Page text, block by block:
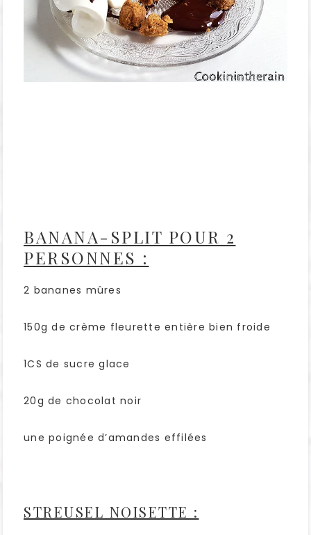
BANANA-SPLIT POUR 2
PERSONNES :
2 bananes mûres
150g de crème fleurette entière bien froide
1CS de sucre glace
20g de chocolat noir
une poignée d’amandes effilées
STREUSEL NOISETTE :